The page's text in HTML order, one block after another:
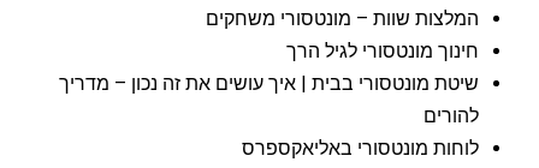
המלצות שוות – מונטסורי משחקים
חינוך מונטסורי לגיל הרך
שיטת מונטסורי בבית | איך עושים את זה נכון – מדריך
להורים
לוחות מונטסורי באליאקספרס